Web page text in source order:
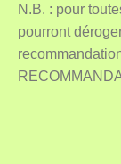
N.B. : pour
pourront